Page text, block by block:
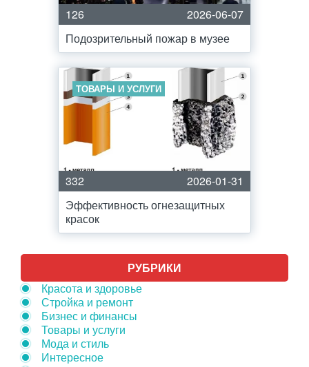
126
2026-06-07
Подозрительный пожар в музее
ТОВАРЫ И УСЛУГИ
332
2026-01-31
Эффективность огнезащитных
красок
РУБРИКИ
Красота и здоровье
Стройка и ремонт
Бизнес и финансы
Товары и услуги
Мода и стиль
Интересное